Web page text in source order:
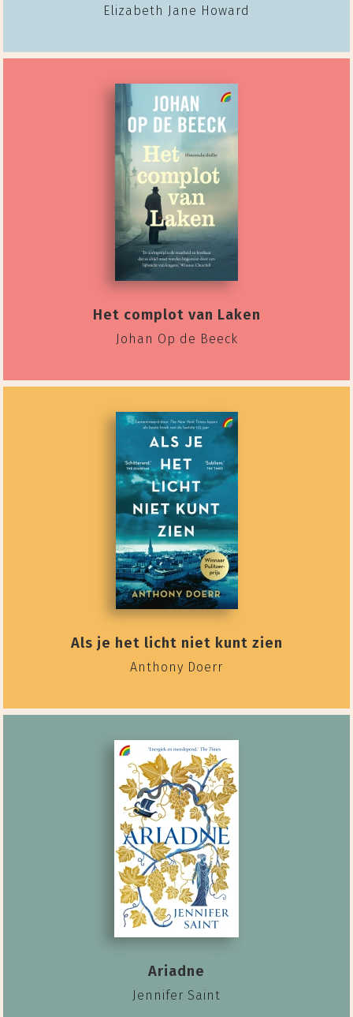
Elizabeth Jane Howard
Het complot van Laken
Johan Op de Beeck
Als je het licht niet kunt zien
Anthony Doerr
Ariadne
Jennifer Saint